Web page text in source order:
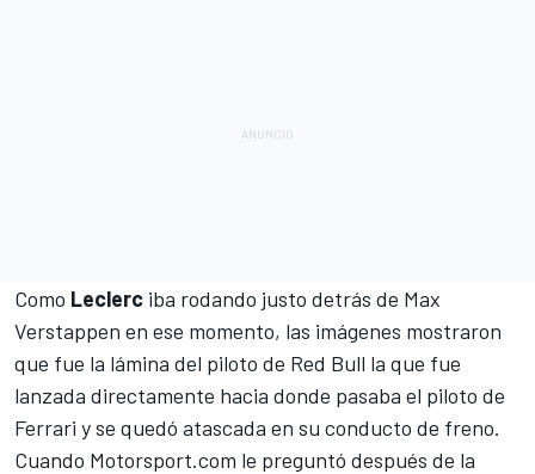
Como Leclerc iba rodando justo detrás de Max
Verstappen en ese momento, las imágenes mostraron
que fue la lámina del piloto de Red Bull la que fue
lanzada directamente hacia donde pasaba el piloto de
Ferrari y se quedó atascada en su conducto de freno.
Cuando Motorsport.com le preguntó después de la